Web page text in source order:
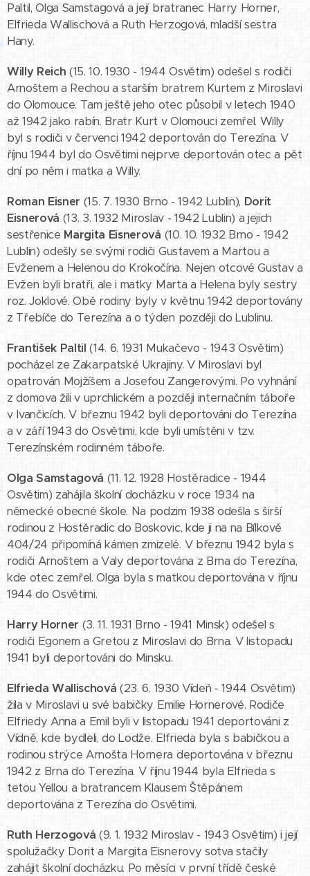
Paltil, Olga Samstagová a její bratranec Harry Horner,
Elfrieda Wallischová a Ruth Herzogová, mladší sestra
Hany.
Willy Reich (15. 10. 1930 - 1944 Osvětim) odešel s rodiči
Arnoštem a Rechou a starším bratrem Kurtem z Miroslavi
do Olomouce. Tam ještě jeho otec působil v letech 1940
až 1942 jako rabín. Bratr Kurt v Olomouci zemřel. Willy
byl s rodiči v červenci 1942 deportován do Terezína. V
říjnu 1944 byl do Osvětimi nejprve deportován otec a pět
dní po něm i matka a Willy.
Roman Eisner (15. 7. 1930 Brno - 1942 Lublin), Dorit
Eisnerová (13. 3. 1932 Miroslav - 1942 Lublin) a jejich
sestřenice Margita Eisnerová (10. 10. 1932 Brno - 1942
Lublin) odešly se svými rodiči Gustavem a Martou a
Evženem a Helenou do Krokočína. Nejen otcové Gustav a
Evžen byli bratři, ale i matky Marta a Helena byly sestry
roz. Joklové. Obě rodiny byly v květnu 1942 deportovány
z Třebíče do Terezína a o týden později do Lublinu.
František Paltil (14. 6. 1931 Mukačevo - 1943 Osvětim)
pocházel ze Zakarpatské Ukrajiny. V Miroslavi byl
opatrován Mojžíšem a Josefou Zangerovými. Po vyhnání
z domova žili v uprchlickém a později internačním táboře
v Ivančicích. V březnu 1942 byli deportováni do Terezína
a v září 1943 do Osvětimi, kde byli umístěni v tzv.
Terezínském rodinném táboře.
Olga Samstagová (11. 12. 1928 Hostěradice - 1944
Osvětim) zahájila školní docházku v roce 1934 na
německé obecné škole. Na podzim 1938 odešla s širší
rodinou z Hostěradic do Boskovic, kde ji na na Bílkově
404/24 připomíná kámen zmizelé. V březnu 1942 byla s
rodiči Arnoštem a Valy deportována z Brna do Terezína,
kde otec zemřel. Olga byla s matkou deportována v říjnu
1944 do Osvětimi.
Harry Horner (3. 11. 1931 Brno - 1941 Minsk) odešel s
rodiči Egonem a Gretou z Miroslavi do Brna. V listopadu
1941 byli deportováni do Minsku.
Elfrieda Wallischová (23. 6. 1930 Vídeň - 1944 Osvětim)
žila v Miroslavi u své babičky Emilie Hornerové. Rodiče
Elfriedy Anna a Emil byli v listopadu 1941 deportováni z
Vídně, kde bydleli, do Lodže. Elfrieda byla s babičkou a
rodinou strýce Arnošta Hornera deportována v březnu
1942 z Brna do Terezína. V říjnu 1944 byla Elfrieda s
tetou Yellou a bratrancem Klausem Štěpánem
deportována z Terezína do Osvětimi.
Ruth Herzogová (9. 1. 1932 Miroslav - 1943 Osvětim) i její
spolužačky Dorit a Margita Eisnerovy sotva stačily
zahájit školní docházku. Po měsíci v první třídě české